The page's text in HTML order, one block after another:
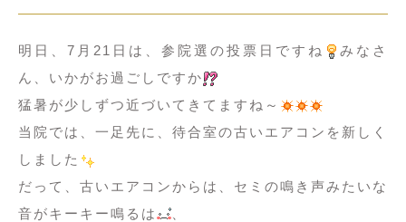
明日、7月21日は、参院選の投票日ですね
みなさ
ん、いかがお過ごしですか
猛暑が少しずつ近づいてきてますね～
当院では、一足先に、待合室の古いエアコンを新しく
しました
だって、古いエアコンからは、セミの鳴き声みたいな
音がキーキー鳴るは